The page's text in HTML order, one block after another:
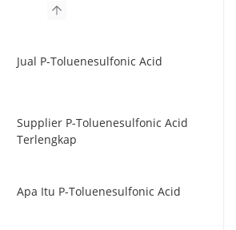
Jual P-Toluenesulfonic Acid
Supplier P-Toluenesulfonic Acid
Terlengkap
Apa Itu P-Toluenesulfonic Acid